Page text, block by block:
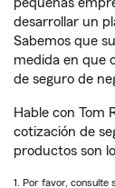
desarrollar un
Sabemos que
medida en que
de seguro de
Hable con Tom
cotización de
productos son
1. Por favor, consulte